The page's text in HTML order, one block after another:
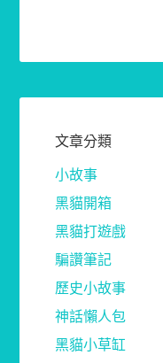
文章分類
小故事
黑貓開箱
黑貓打遊戲
騙讚筆記
歷史小故事
神話懶人包
黑貓小草缸